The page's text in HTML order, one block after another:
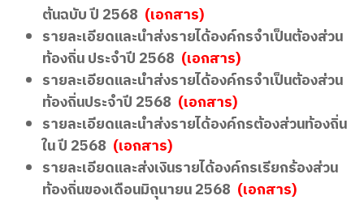
ต้นฉบับ ปี 2568 (เอกสาร)
รายละเอียดและนำส่งรายได้องค์กรจำเป็นต้องส่วน
ท้องถิ่น ประจำปี 2568 (เอกสาร)
รายละเอียดและนำส่งรายได้องค์กรจำเป็นต้องส่วน
ท้องถิ่นประจำปี 2568 (เอกสาร)
รายละเอียดและนำส่งรายได้องค์กรต้องส่วนท้องถิ่น
ใน ปี 2568 (เอกสาร)
รายละเอียดและส่งเงินรายได้องค์กรเรียกร้องส่วน
ท้องถิ่นของเดือนมิถุนายน 2568 (เอกสาร)